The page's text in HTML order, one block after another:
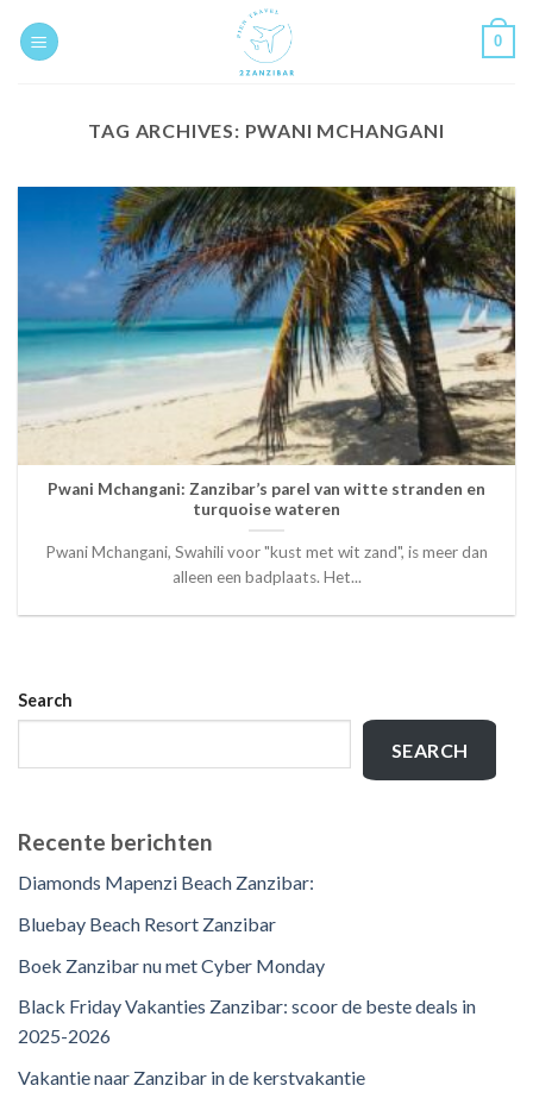
0
TAG ARCHIVES: PWANI MCHANGANI
Pwani Mchangani: Zanzibar’s parel van witte stranden en
turquoise wateren
Pwani Mchangani, Swahili voor "kust met wit zand", is meer dan
alleen een badplaats. Het...
Search
SEARCH
Recente berichten
Diamonds Mapenzi Beach Zanzibar:
Bluebay Beach Resort Zanzibar
Boek Zanzibar nu met Cyber Monday
Black Friday Vakanties Zanzibar: scoor de beste deals in
2025-2026
Vakantie naar Zanzibar in de kerstvakantie